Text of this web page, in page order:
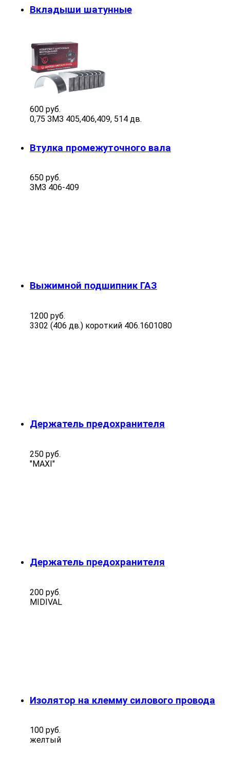
Вкладыши шатунные
600 руб.
0,75 ЗМЗ 405,406,409, 514 дв.
Втулка промежуточного вала
650 руб.
ЗМЗ 406-409
Выжимной подшипник ГАЗ
1200 руб.
3302 (406 дв.) короткий 406.1601080
Держатель предохранителя
250 руб.
"MAXI"
Держатель предохранителя
200 руб.
MIDIVAL
Изолятор на клемму силового провода
100 руб.
желтый